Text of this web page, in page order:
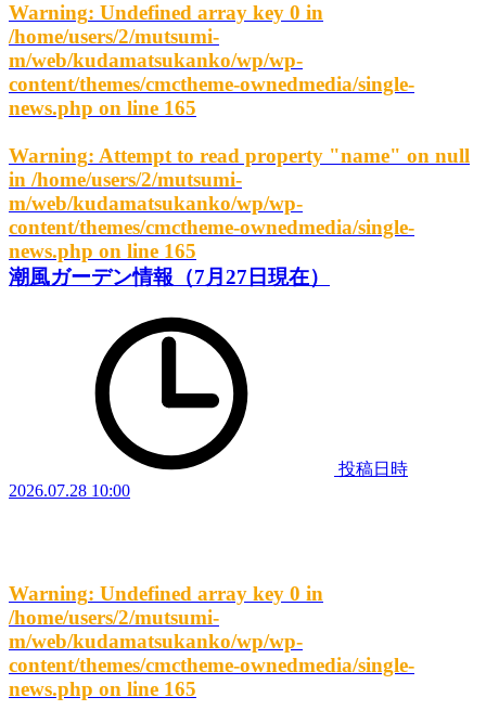
Warning: Undefined array key 0 in
/home/users/2/mutsumi-
m/web/kudamatsukanko/wp/wp-
content/themes/cmctheme-ownedmedia/single-
news.php on line 165
Warning: Attempt to read property "name" on null
in /home/users/2/mutsumi-
m/web/kudamatsukanko/wp/wp-
content/themes/cmctheme-ownedmedia/single-
news.php on line 165
潮風ガーデン情報（7月27日現在）
投稿日時
2026.07.28 10:00
Warning: Undefined array key 0 in
/home/users/2/mutsumi-
m/web/kudamatsukanko/wp/wp-
content/themes/cmctheme-ownedmedia/single-
news.php on line 165